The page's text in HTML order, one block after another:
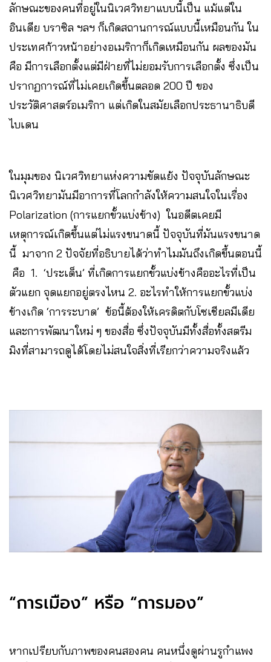
ลักษณะของคนที่อยู่ในนิเวศวิทยาแบบนี้เป็น แม้แต่ใน
อินเดีย บราซิล ฯลฯ ก็เกิดสถานการณ์แบบนี้เหมือนกัน ใน
ประเทศก้าวหน้าอย่างอเมริกาก็เกิดเหมือนกัน ผลของมัน
คือ มีการเลือกตั้งแต่มีฝ่ายที่ไม่ยอมรับการเลือกตั้ง ซึ่งเป็น
ปรากฏการณ์ที่ไม่เคยเกิดขึ้นตลอด 200 ปี ของ
ประวัติศาสตร์อเมริกา แต่เกิดในสมัยเลือกประธานาธิบดี
ไบเดน
ในมุมของ นิเวศวิทยาแห่งความขัดแย้ง ปัจจุบันลักษณะ
นิเวศวิทยามันมีอาการที่โลกกำลังให้ความสนใจในเรื่อง
Polarization (การแยกขั้วแบ่งข้าง) ในอดีตเคยมี
เหตุการณ์เกิดขึ้นแต่ไม่แรงขนาดนี้ ปัจจุบันที่มันแรงขนาด
นี้ มาจาก 2 ปัจจัยที่อธิบายได้ว่าทำไมมันถึงเกิดขึ้นตอนนี้
คือ 1. ‘ประเด็น’ ที่เกิดการแยกขั้วแบ่งข้างคืออะไรที่เป็น
ตัวแยก จุดแยกอยู่ตรงไหน 2. อะไรทำให้การแยกขั้วแบ่ง
ข้างเกิด ‘การระบาด’ ข้อนี้ต้องให้เครดิตกับโซเชียลมีเดีย
และการพัฒนาใหม่ ๆ ของสื่อ ซึ่งปัจจุบันมีทั้งสื่อทั้งสตรีม
มิงที่สามารถดูได้โดยไม่สนใจสิ่งที่เรียกว่าความจริงแล้ว
“การเมือง” หรือ “การมอง”
หากเปรียบกับภาพของคนสองคน คนหนึ่งดูผ่านรูกำแพง